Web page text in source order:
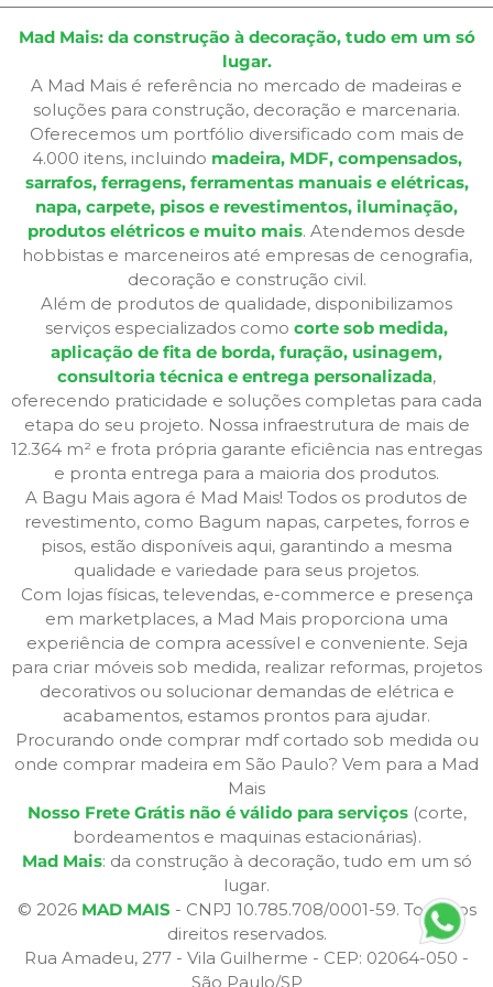
Mad Mais: da construção à decoração, tudo em um só
lugar.
A Mad Mais é referência no mercado de madeiras e
soluções para construção, decoração e marcenaria.
Oferecemos um portfólio diversificado com mais de
4.000 itens, incluindo madeira, MDF, compensados,
sarrafos, ferragens, ferramentas manuais e elétricas,
napa, carpete, pisos e revestimentos, iluminação,
produtos elétricos e muito mais. Atendemos desde
hobbistas e marceneiros até empresas de cenografia,
decoração e construção civil.
Além de produtos de qualidade, disponibilizamos
serviços especializados como corte sob medida,
aplicação de fita de borda, furação, usinagem,
consultoria técnica e entrega personalizada,
oferecendo praticidade e soluções completas para cada
etapa do seu projeto. Nossa infraestrutura de mais de
12.364 m² e frota própria garante eficiência nas entregas
e pronta entrega para a maioria dos produtos.
A Bagu Mais agora é Mad Mais! Todos os produtos de
revestimento, como Bagum napas, carpetes, forros e
pisos, estão disponíveis aqui, garantindo a mesma
qualidade e variedade para seus projetos.
Com lojas físicas, televendas, e-commerce e presença
em marketplaces, a Mad Mais proporciona uma
experiência de compra acessível e conveniente. Seja
para criar móveis sob medida, realizar reformas, projetos
decorativos ou solucionar demandas de elétrica e
acabamentos, estamos prontos para ajudar.
Procurando onde comprar mdf cortado sob medida ou
onde comprar madeira em São Paulo? Vem para a Mad
Mais
Nosso Frete Grátis não é válido para serviços(corte,
bordeamentos e maquinas estacionárias).
Mad Mais: da construção à decoração, tudo em um só
lugar.
© 2026 MAD MAIS - CNPJ 10.785.708/0001-59. Todos os
direitos reservados.
Rua Amadeu, 277 - Vila Guilherme - CEP: 02064-050 -
São Paulo/SP